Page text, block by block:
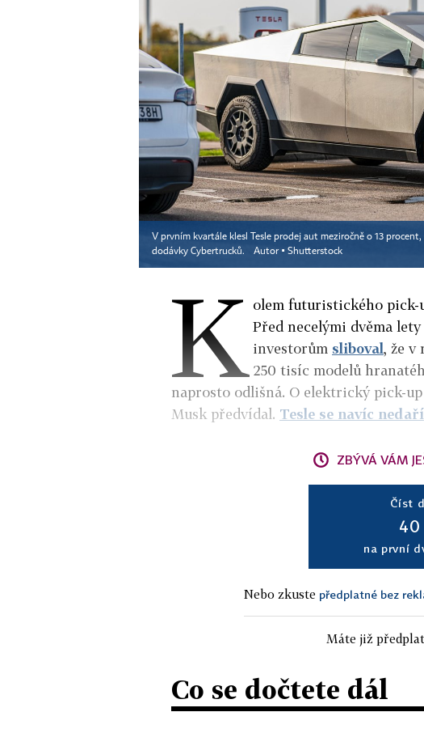
V prvním kvartále klesl Tesle prodej aut meziročně o 13
dodávky Cybertrucků.
Autor ▪ Shutterstock
K olem futuristického pick-
Před necelými dvěma
investorům sliboval, že v
250 tisíc modelů
naprosto odlišná. O elektrický pick-
Musk předvídal. Tesle se navíc nedaří
ZBÝVÁ VÁM
Číst
40
na první
Nebo zkuste předplatné bez
Máte již
Co se dočtete dál